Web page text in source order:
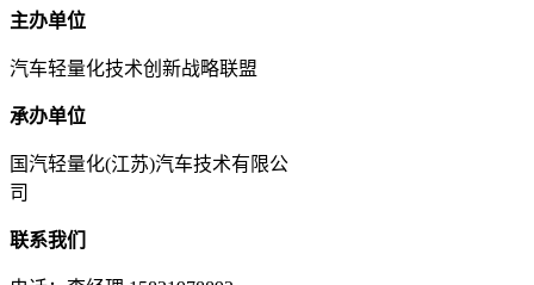
主办单位
汽车轻量化技术创新战略联盟
承办单位
国汽轻量化(江苏)汽车技术有限公
司
联系我们